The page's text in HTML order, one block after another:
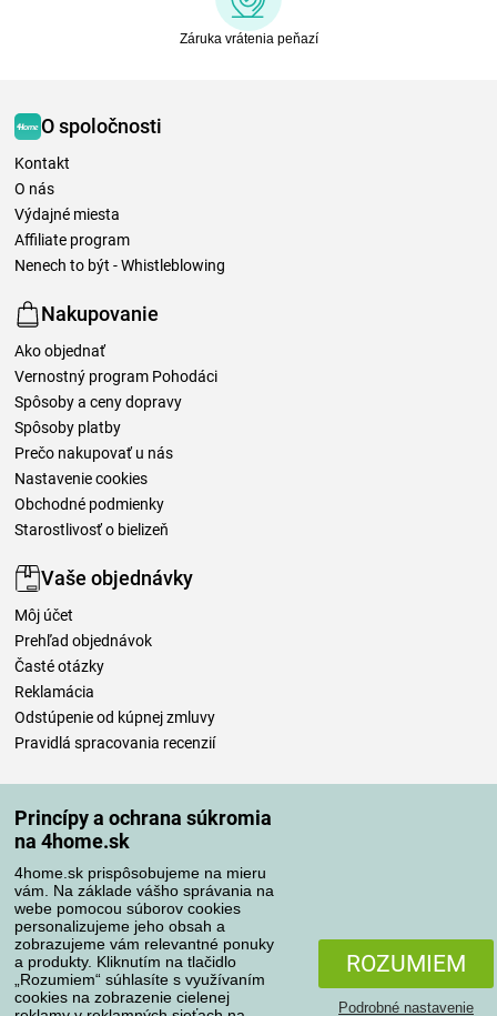
Princípy a ochrana súkromia
na 4home.sk
4home.sk prispôsobujeme na mieru
vám. Na základe vášho správania na
webe pomocou súborov cookies
personalizujeme jeho obsah a
zobrazujeme vám relevantné ponuky
a produkty. Kliknutím na tlačidlo
„Rozumiem“ súhlasíte s využívaním
cookies na zobrazenie cielenej
ROZUMIEM
Podrobné nastavenie
Záruka vrátenia peňazí
O spoločnosti
Kontakt
O nás
Výdajné miesta
Affiliate program
Nenech to být - Whistleblowing
Nakupovanie
Ako objednať
Vernostný program Pohodáci
Spôsoby a ceny dopravy
Spôsoby platby
Prečo nakupovať u nás
Nastavenie cookies
Obchodné podmienky
Starostlivosť o bielizeň
Vaše objednávky
Môj účet
Prehľad objednávok
Časté otázky
Reklamácia
Odstúpenie od kúpnej zmluvy
Pravidlá spracovania recenzií
Spôsoby platby
Spoľahlivý obchod